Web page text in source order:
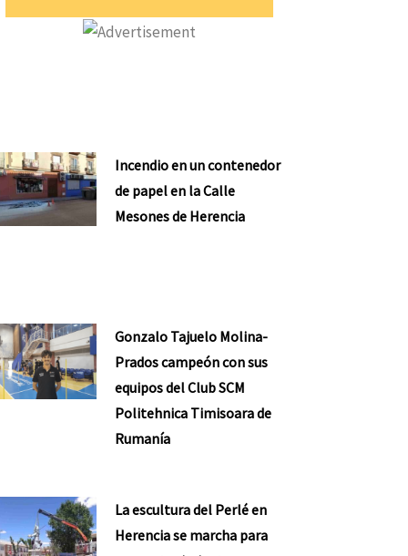
Incendio en un contenedor
de papel en la Calle
Mesones de Herencia
Gonzalo Tajuelo Molina-
Prados campeón con sus
equipos del Club SCM
Politehnica Timisoara de
Rumanía
La escultura del Perlé en
Herencia se marcha para